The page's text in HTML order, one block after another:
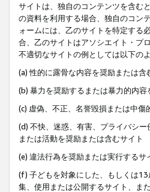
サイトは、独自のコンテンツを含む
の資料を利用する場合、独自のコン
ォームには、乙のサイトを特定する
合、乙のサイトはアソシエイト・プ
不適切なサイトの例としては以下の
(a) 性的に露骨な内容を奨励または含
(b) 暴力を奨励するまたは暴力的内
(c) 虚偽、不正、名誉毀損または中傷
(d) 不快、迷惑、有害、プライバシ
または活動を奨励または含むサイト
(e) 違法行為を奨励または実行するサ
(f) 子どもを対象にした、もしくは
集、使用または公開するサイト、ま